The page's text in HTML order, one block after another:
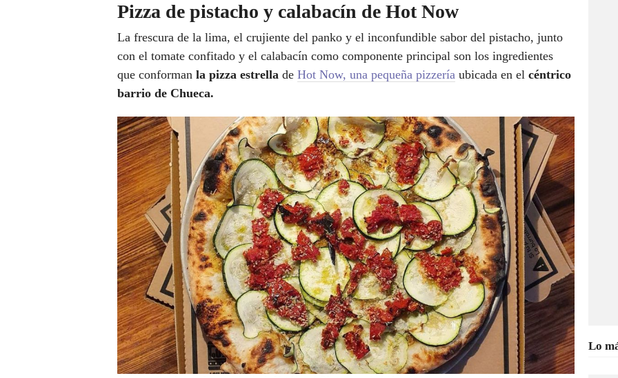
Pizza de pistacho y calabacín de Hot Now
La frescura de la lima, el crujiente del panko y el inconfundible sabor del pistacho, junto
con el tomate confitado y el calabacín como componente principal son los ingredientes
que conforman la pizza estrella de Hot Now, una pequeña pizzería ubicada en el céntrico
barrio de Chueca.
Lo